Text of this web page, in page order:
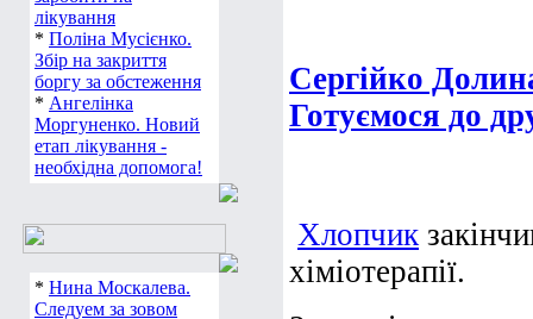
лікування
* Поліна Мусієнко.
Збір на закриття
боргу за обстеження
* Ангелінка
Моргуненко. Новий
етап лікування -
необхідна допомога!
* Нина Москалева.
Следуем за зовом
Сергійко
Готуємося до
Хлопчик
хіміотерапії.